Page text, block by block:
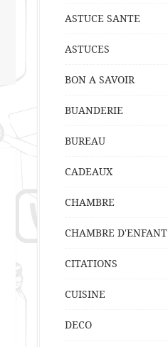
ASTUCE SANTE
ASTUCES
BON A SAVOIR
BUANDERIE
BUREAU
CADEAUX
CHAMBRE
CHAMBRE D'ENFANT
CITATIONS
CUISINE
DECO